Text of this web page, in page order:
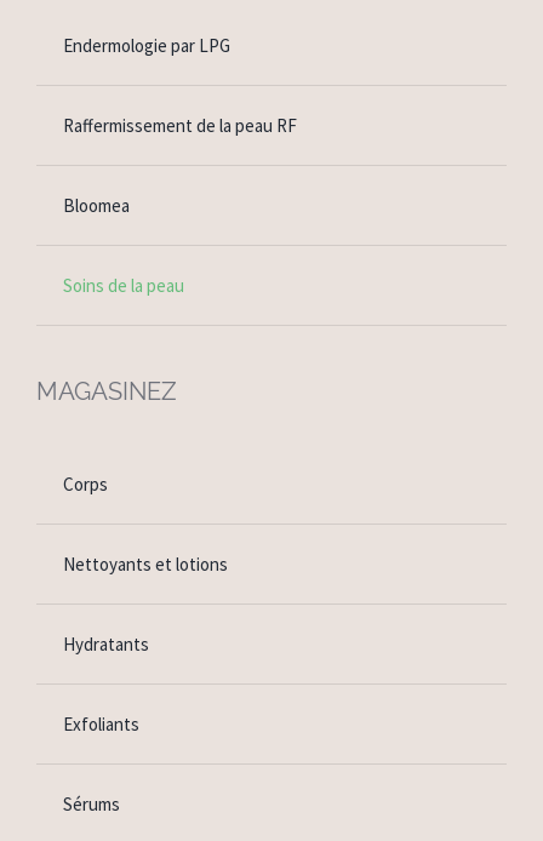
Endermologie par LPG
Raffermissement de la peau RF
Bloomea
Soins de la peau
MAGASINEZ
Corps
Nettoyants et lotions
Hydratants
Exfoliants
Sérums